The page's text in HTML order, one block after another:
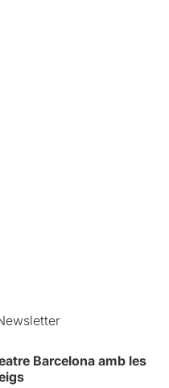
Barcelona amb les